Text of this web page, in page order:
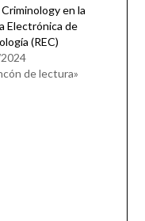
en la
Electrónica de
(REC)
de lectura»